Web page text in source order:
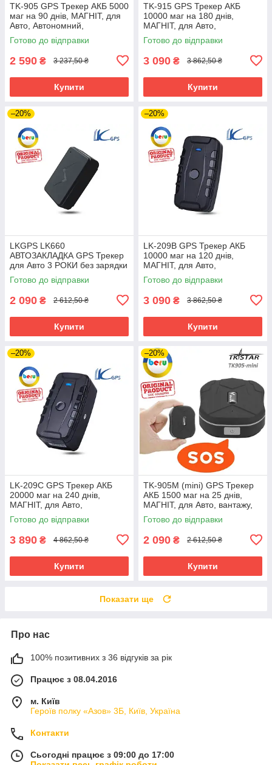
TK-905 GPS Трекер АКБ 5000
маг на 90 днів, МАГНІТ, для
Авто, Автономний,
Автомобільний, TKSTAR
Готово до відправки
2 590 ₴ 3 237,50 ₴
Купити
TK-915 GPS Трекер АКБ
10000 маг на 180 днів,
МАГНІТ, для Авто,
Автономний, Автомобільний,
TKSTAR
Готово до відправки
3 090 ₴ 3 862,50 ₴
Купити
–20%
LKGPS LK660
АВТОЗАКЛАДКА GPS Трекер
для Авто 3 РОКИ без зарядки
3600мАч МАГНІТ НЕ
сканується
Готово до відправки
2 090 ₴ 2 612,50 ₴
Купити
–20%
LK-209B GPS Трекер АКБ
10000 маг на 120 днів,
МАГНІТ, для Авто,
Автономний, Автомобільний,
LKGPS
Готово до відправки
3 090 ₴ 3 862,50 ₴
Купити
–20%
LK-209C GPS Трекер АКБ
20000 маг на 240 днів,
МАГНІТ, для Авто,
Автономний, Автомобільний,
LKGPS
Готово до відправки
3 890 ₴ 4 862,50 ₴
Купити
–20%
TK-905M (mini) GPS Трекер
АКБ 1500 маг на 25 днів,
МАГНІТ, для Авто, вантажу,
багажу Автономний, TKSTAR
Готово до відправки
2 090 ₴ 2 612,50 ₴
Купити
Показати ще
Про нас
100% позитивних з 36 відгуків за рік
Працює з 08.04.2016
м. Київ
Героїв полку «Азов» 3Б, Київ, Україна
Контакти
Сьогодні працює з 09:00 до 17:00